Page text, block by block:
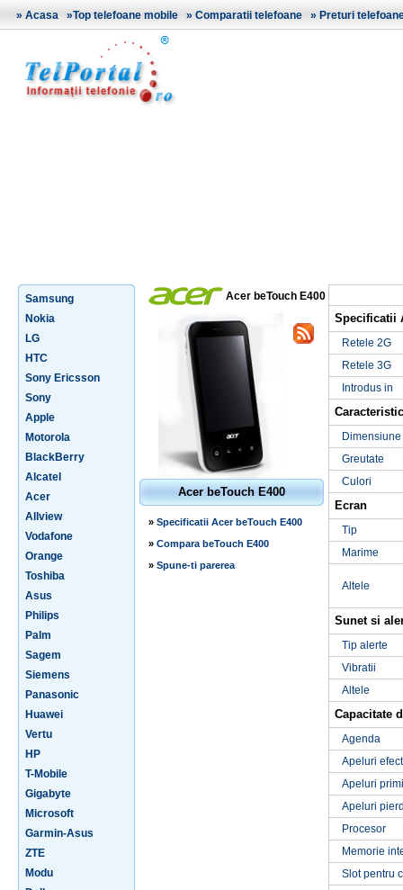
» Acasa »Top telefoane mobile » Comparatii telefoane » Preturi
Samsung
Nokia
LG
HTC
Sony Ericsson
Sony
Apple
Motorola
BlackBerry
Alcatel
Acer
Allview
Vodafone
Orange
Toshiba
Asus
Philips
Palm
Sagem
Siemens
Panasonic
Huawei
Vertu
HP
T-Mobile
Gigabyte
Microsoft
Garmin-Asus
ZTE
Modu
Acer beTouch E400
Acer beTouch E400
» Specificatii Acer beTouch E400
» Compara beTouch E400
» Spune-ti parerea
Specificatii
Retele 2G
Retele 3G
Introdus in
Dimensiune
Greutate
Culori
Ecran
Tip
Marime
Altele
Sunet si
Tip alerte
Vibratii
Altele
Capacitate
Agenda
Apeluri
Apeluri
Apeluri
Procesor
Memorie
Slot pentru